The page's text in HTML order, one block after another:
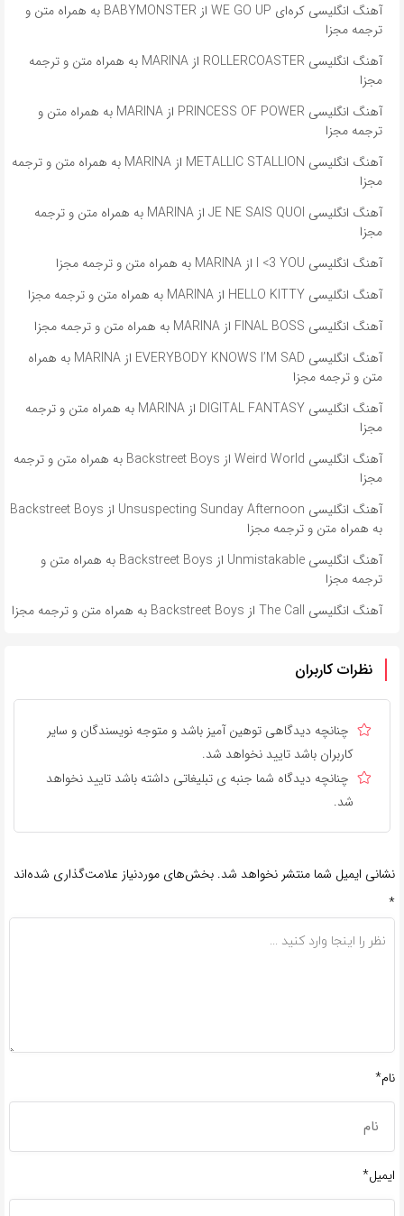
آهنگ انگلیسی کره‌ای WE GO UP از BABYMONSTER به همراه متن و
ترجمه مجزا
آهنگ انگلیسی ROLLERCOASTER از MARINA به همراه متن و ترجمه
مجزا
آهنگ انگلیسی PRINCESS OF POWER از MARINA به همراه متن و
ترجمه مجزا
آهنگ انگلیسی METALLIC STALLION از MARINA به همراه متن و ترجمه
مجزا
آهنگ انگلیسی JE NE SAIS QUOI از MARINA به همراه متن و ترجمه
مجزا
آهنگ انگلیسی I <3 YOU از MARINA به همراه متن و ترجمه مجزا
آهنگ انگلیسی HELLO KITTY از MARINA به همراه متن و ترجمه مجزا
آهنگ انگلیسی FINAL BOSS از MARINA به همراه متن و ترجمه مجزا
آهنگ انگلیسی EVERYBODY KNOWS I’M SAD از MARINA به همراه
متن و ترجمه مجزا
آهنگ انگلیسی DIGITAL FANTASY از MARINA به همراه متن و ترجمه
مجزا
آهنگ انگلیسی Weird World از Backstreet Boys به همراه متن و ترجمه
مجزا
آهنگ انگلیسی Unsuspecting Sunday Afternoon از Backstreet Boys
به همراه متن و ترجمه مجزا
آهنگ انگلیسی Unmistakable از Backstreet Boys به همراه متن و
ترجمه مجزا
آهنگ انگلیسی The Call از Backstreet Boys به همراه متن و ترجمه مجزا
نظرات کاربران
چنانچه دیدگاهی توهین آمیز باشد و متوجه نویسندگان و سایر
کاربران باشد تایید نخواهد شد.
چنانچه دیدگاه شما جنبه ی تبلیغاتی داشته باشد تایید نخواهد
شد.
نشانی ایمیل شما منتشر نخواهد شد. بخش‌های موردنیاز علامت‌گذاری شده‌اند
*
نام*
ایمیل*